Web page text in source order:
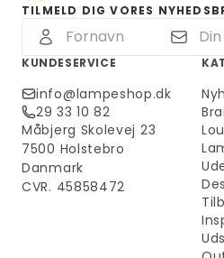
TILMELD DIG VORES
KUNDESERVICE
info@lampeshop.dk
29 33 10 82
Måbjerg Skolevej 23
7500 Holstebro
Danmark
CVR. 45858472